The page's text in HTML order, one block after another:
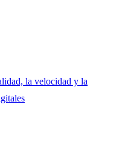
la velocidad y la